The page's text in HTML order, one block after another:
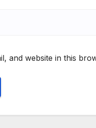
and website in this